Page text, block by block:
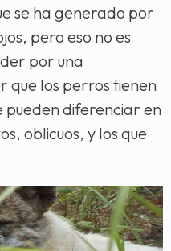
se ha generado por
pero eso no es
por una
que los perros tienen
pueden diferenciar en
oblicuos, y los que